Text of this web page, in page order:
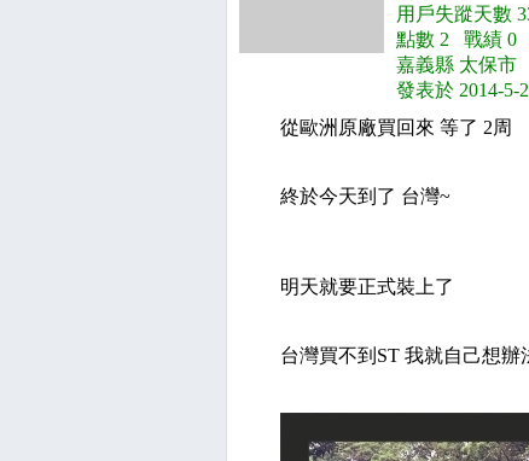
用戶失蹤天數
點數 2 戰績 0
嘉義縣 太保市
發表於 2014-5-
從歐洲原廠買回來 等了 2周
終於今天到了 台灣~
明天就要正式裝上了
台灣買不到ST 我就自己想辦